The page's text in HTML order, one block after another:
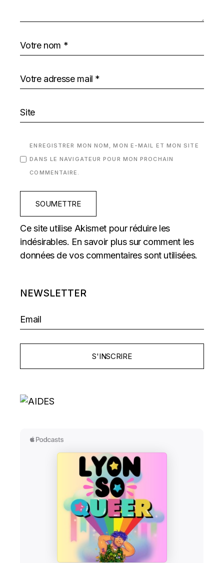
ENREGISTRER MON NOM, MON E-MAIL ET MON SITE
DANS LE NAVIGATEUR POUR MON PROCHAIN
COMMENTAIRE.
SOUMETTRE
Ce site utilise Akismet pour réduire les
indésirables. En savoir plus sur comment les
données de vos commentaires sont utilisées.
NEWSLETTER
S'INSCRIRE